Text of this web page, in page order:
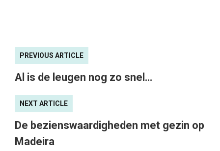
PREVIOUS ARTICLE
Al is de leugen nog zo snel…
NEXT ARTICLE
De bezienswaardigheden met gezin op
Madeira